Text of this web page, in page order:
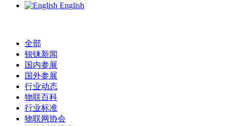
English
全部
钡铼新闻
国内参展
国外参展
行业动态
物联百科
行业标准
物联网协会